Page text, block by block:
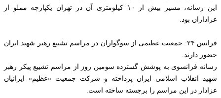
این رسانه، مسیر بیش از ۱۰ کیلومتری آن در تهران یکپارچه مملو از
عزاداران بود.
فرانس ۲۴: جمعیت عظیمی از سوگواران در مراسم تشییع رهبر شهید ایران
حضور دارند.
رسانه فرانسوی به پوشش گسترده سومین روز از مراسم تشییع پیکر رهبر
شهید انقلاب اسلامی ایران پرداخته و شرکت جمعیت «عظیم» ایرانیان
عزادار در این مراسم را برجسته ساخته است.